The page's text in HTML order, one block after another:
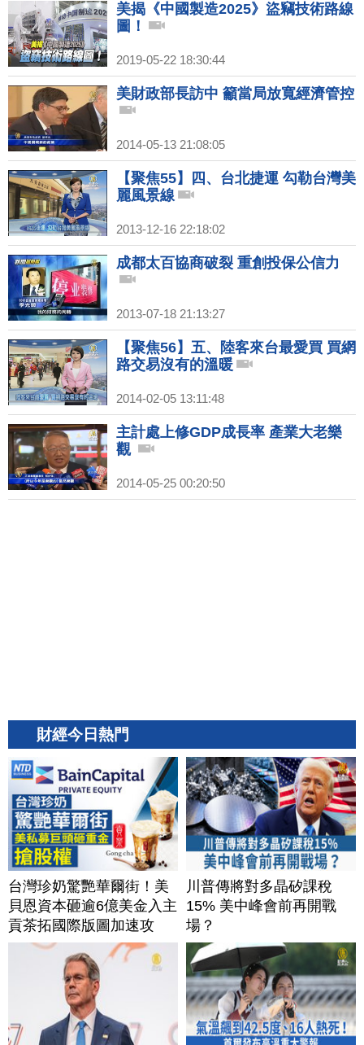
美揭《中國製造2025》盜竊技術路線
圖！
2019-05-22 18:30:44
美財政部長訪中 籲當局放寬經濟管控
2014-05-13 21:08:05
【聚焦55】四、台北捷運 勾勒台灣美
麗風景線
2013-12-16 22:18:02
成都太百協商破裂 重創投保公信力
2013-07-18 21:13:27
【聚焦56】五、陸客來台最愛買 買網
路交易沒有的溫暖
2014-02-05 13:11:48
主計處上修GDP成長率 產業大老樂
觀
2014-05-25 00:20:50
財經今日熱門
台灣珍奶驚艷華爾街！美
貝恩資本砸逾6億美金入主
貢茶拓國際版圖加速攻
美？｜#財經新聞｜
20260806(四)
川普傳將對多晶矽課稅
15% 美中峰會前再開戰
場？